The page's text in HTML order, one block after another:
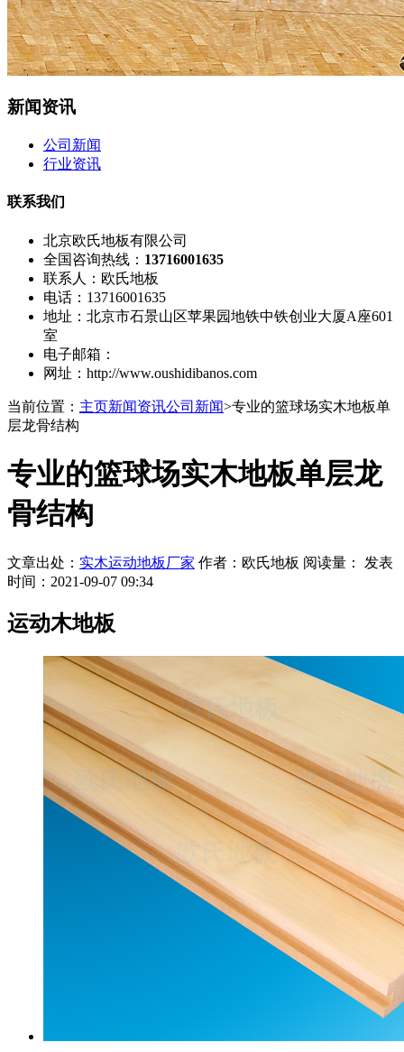
新闻资讯
公司新闻
行业资讯
联系我们
北京欧氏地板有限公司
全国咨询热线： 13716001635
联系人：欧氏地板
电话：13716001635
地址：北京市石景山区苹果园地铁中铁创业大厦A座601
室
电子邮箱：
网址：http://www.oushidibanos.com
当前位置： 主页新闻资讯公司新闻>专业的篮球场实木地板单
层龙骨结构
专业的篮球场实木地板单层龙
骨结构
文章出处： 实木运动地板厂家 作者：欧氏地板 阅读量：
发表
时间：2021-09-07 09:34
运动木地板